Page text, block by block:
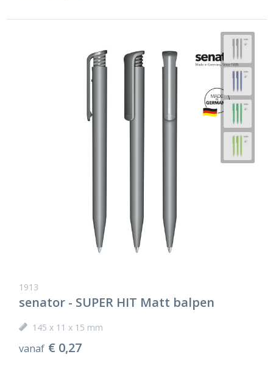
1913
senator - SUPER HIT Matt balpen
145 x 11 x 15 mm
vanaf € 0,27